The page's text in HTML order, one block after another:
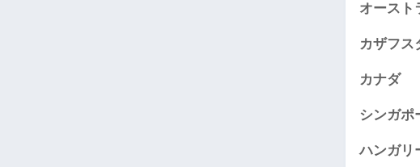
オースト
カザフス
カナダ
シンガポ
ハンガリ